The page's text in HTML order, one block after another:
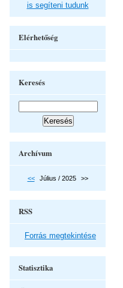
is segíteni tudunk
Elérhetőség
Keresés
Archívum
<< Július / 2025 >>
RSS
Forrás megtekintése
Statisztika